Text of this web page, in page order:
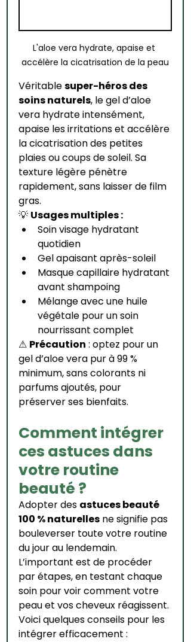
L'aloe vera hydrate, apaise et
accélère la cicatrisation de la peau
Véritable super-héros des
soins naturels, le gel d’aloe
vera hydrate intensément,
apaise les irritations et accélère
la cicatrisation des petites
plaies ou coups de soleil. Sa
texture légère pénètre
rapidement, sans laisser de film
gras.
💡 Usages multiples :
Soin visage hydratant
quotidien
Gel apaisant après-soleil
Masque capillaire hydratant
avant shampoing
Mélange avec une huile
végétale pour un soin
nourrissant complet
⚠ Précaution : optez pour un
gel d’aloe vera pur à 99 %
minimum, sans colorants ni
parfums ajoutés, pour
préserver ses bienfaits.
Comment intégrer
ces astuces dans
votre routine
beauté ?
Adopter des astuces beauté
100 % naturelles ne signifie pas
bouleverser toute votre routine
du jour au lendemain.
L’important est de procéder
par étapes, en testant chaque
soin pour voir comment votre
peau et vos cheveux réagissent.
Voici quelques conseils pour les
intégrer efficacement :